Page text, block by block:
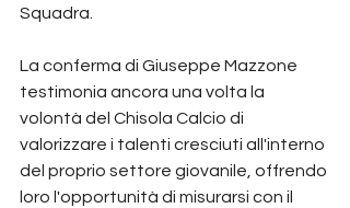
Squadra.
La conferma di Giuseppe Mazzone
testimonia ancora una volta la
volontà del Chisola Calcio di
valorizzare i talenti cresciuti all'interno
del proprio settore giovanile, offrendo
loro l'opportunità di misurarsi con il